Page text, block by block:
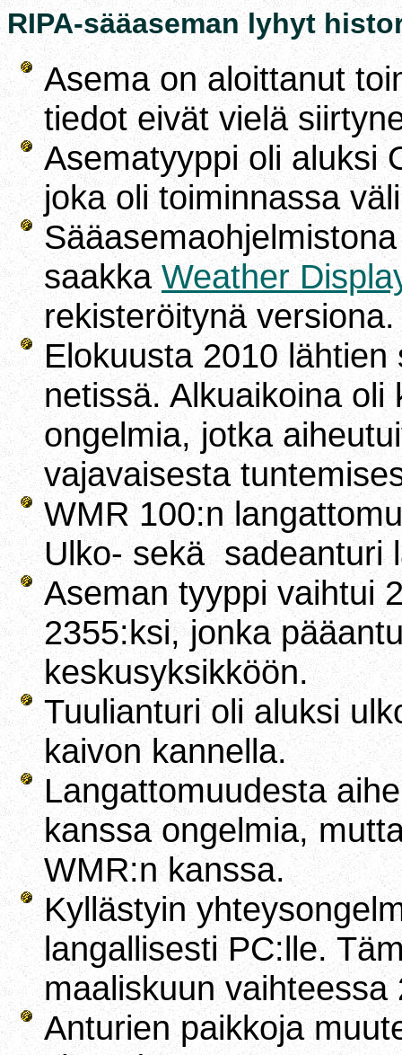
RIPA-sääaseman lyhyt
Asema on aloittanut
tiedot eivät vielä
Asematyyppi oli aluksi
joka oli toiminnassa
saakkaWeather
rekisteröitynä versiona.
Elokuusta 2010
netissä. Alkuaikoina
ongelmia, jotka
vajavaisesta
WMR 100:n
Ulko- sekä sadeanturi
Aseman tyyppi vaihtui
2355:ksi, jonka
keskusyksikköön.
Tuulianturi oli aluksi
kaivon kannella.
Langattomuudesta
kanssa ongelmia,
WMR:n kanssa.
Kyllästyin
langallisesti PC:lle.
maaliskuun vaihteessa
Anturien paikkoja